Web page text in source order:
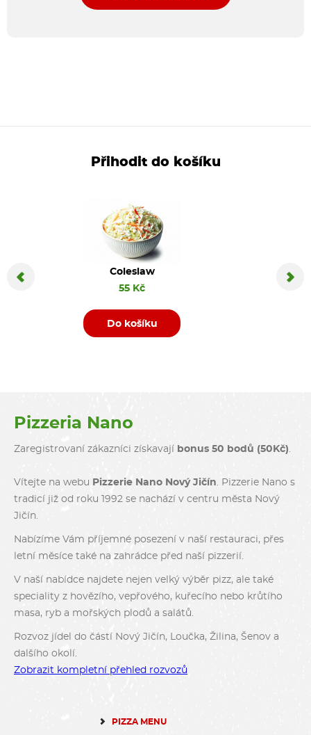
Přihodit do košíku
Coleslaw
55 Kč
Do košíku
Coca
Pizzeria Nano
Zaregistrovaní zákazníci získavají bonus 50 bodů (50Kč)
Vítejte na webu Pizzerie Nano Nový Jičín . Pizzerie Nano s
tradicí již od roku 1992 se nachází v centru města Nový
Jičín.
Nabízíme Vám příjemné posezení v naší restauraci, přes
letní měsíce také na zahrádce před naší pizzerií.
V naší nabídce najdete nejen velký výběr pizz, ale také
speciality z hovězího, vepřového, kuřecího nebo krůtího
masa, ryb a mořských plodů a salátů.
Rozvoz jídel do částí Nový Jičín, Loučka, Žilina, Šenov a
dalšího okolí.
Zobrazit kompletní přehled rozvozů
PIZZA MENU